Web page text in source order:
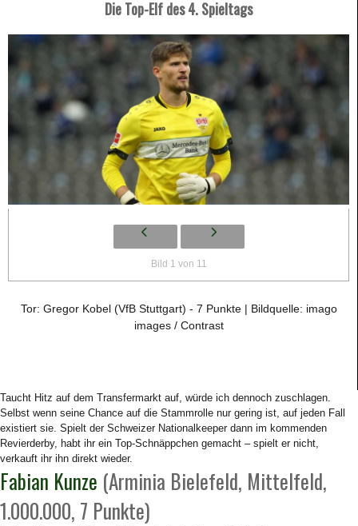
Die Top-Elf des 4. Spieltags
Bild 1 von 11
Tor: Gregor Kobel (VfB Stuttgart) - 7 Punkte | Bildquelle: imago
images / Contrast
Taucht Hitz auf dem Transfermarkt auf, würde ich dennoch zuschlagen.
Selbst wenn seine Chance auf die Stammrolle nur gering ist, auf jeden Fall
existiert sie. Spielt der Schweizer Nationalkeeper dann im kommenden
Revierderby, habt ihr ein Top-Schnäppchen gemacht – spielt er nicht,
verkauft ihr ihn direkt wieder.
Fabian Kunze (Arminia Bielefeld, Mittelfeld,
1.000.000, 7 Punkte)